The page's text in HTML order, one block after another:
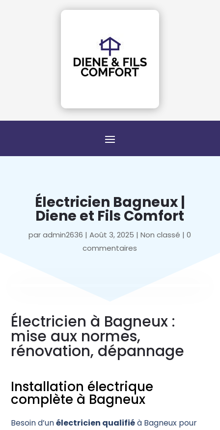
Électricien Bagneux |
Diene et Fils Comfort
paradmin2636 |Août 3, 2025 |Non classé |0
commentaires
Électricien à Bagneux :
mise aux normes,
rénovation, dépannage
Installation électrique
complète à Bagneux
Besoin d’unélectricien qualifiéà Bagneux pour